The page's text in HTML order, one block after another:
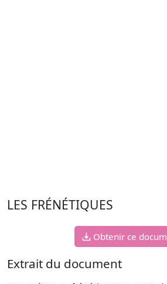
LES FRÉNÉTIQUES
Obtenir ce
Extrait du document